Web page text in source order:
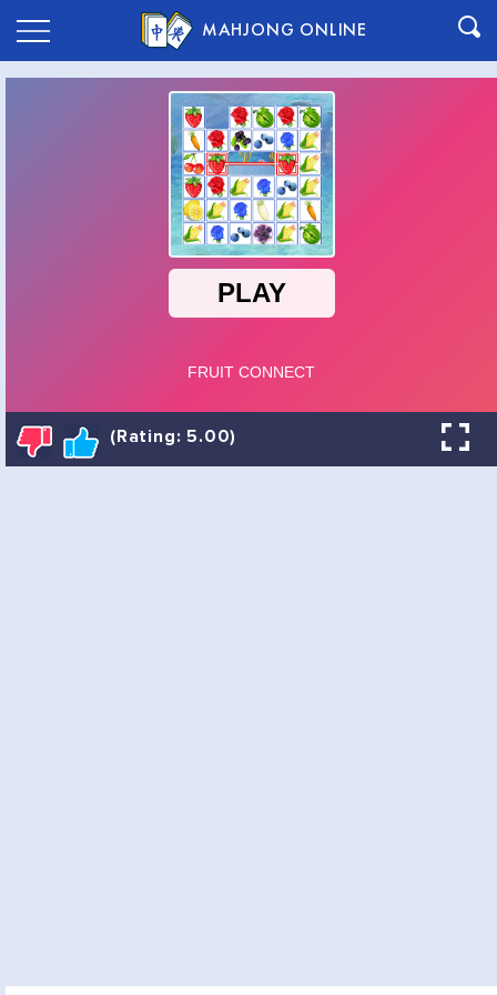
MAHJONG ONLINE
(Rating: 5.00)